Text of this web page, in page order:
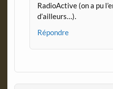
RadioActive (on a pu
d’ailleurs…).
Répondre